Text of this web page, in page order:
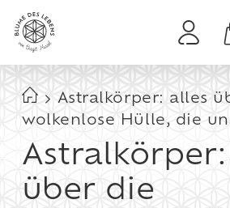
Astralkörper: alles
wolkenlose Hülle, die
über die